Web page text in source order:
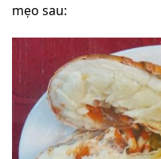
mẹo sau: